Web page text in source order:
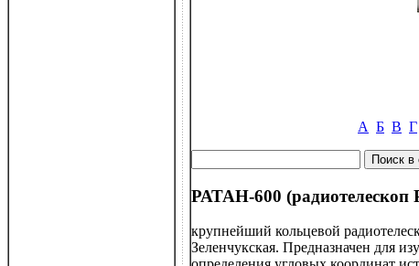
А Б В Г
РАТАН-600
крупнейший кольцевой
Зеленчукская. Предназначен для